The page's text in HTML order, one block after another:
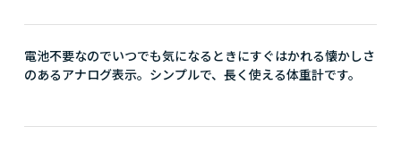
電池不要なのでいつでも気になるときにすぐはかれる懐かしさ
のあるアナログ表示。シンプルで、長く使える体重計です。